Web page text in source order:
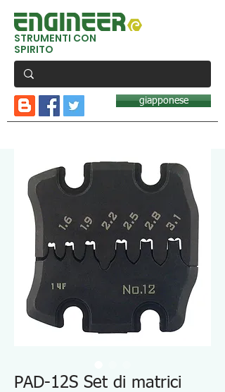
STRUMENTI CON
SPIRITO
giapponese
PAD-12S Set di matrici